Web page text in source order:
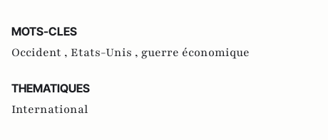
MOTS-CLES
Occident , Etats-Unis , guerre économique
THEMATIQUES
International